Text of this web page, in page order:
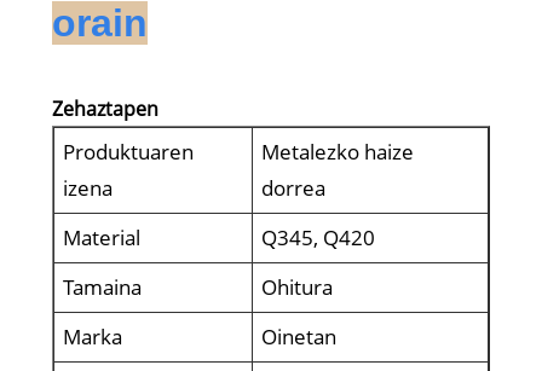
orain
Zehaztapen
Produktuaren
izena
Metalezko haize
dorrea
Material
Q345, Q420
Tamaina
Ohitura
Marka
Oinetan